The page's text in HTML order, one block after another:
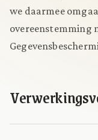
we daarmee
overeenstemming